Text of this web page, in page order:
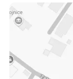
Měla jsem
sazenicemi
Miroslava
Rostliny